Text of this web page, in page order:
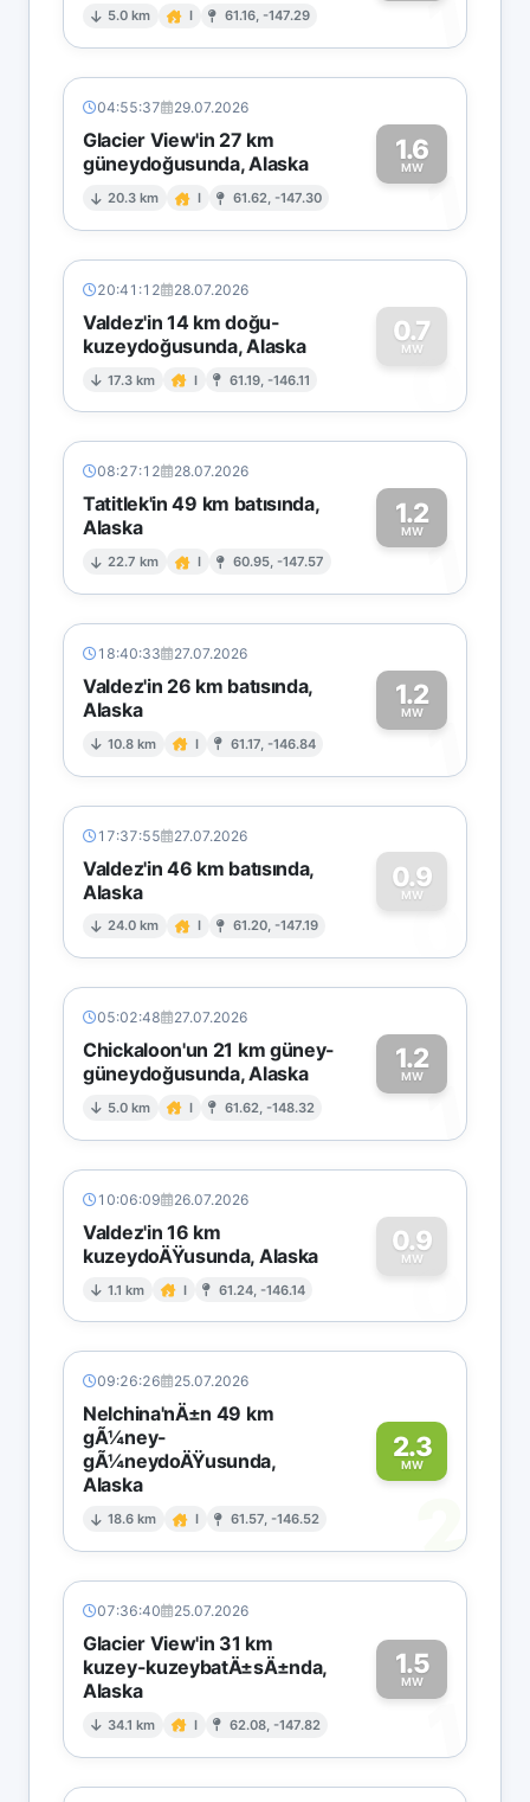
5.0 km I 61.16, -147.29 1
04:55:37 29.07.2026
Glacier View'in 27 km
güneydoğusunda, Alaska
20.3 km I 61.62, -147.30
1.6
MW1
20:41:12 28.07.2026
Valdez'in 14 km doğu-
kuzeydoğusunda, Alaska
17.3 km I 61.19, -146.11
0.7
MW
0
08:27:12 28.07.2026
Tatitlek'in 49 km batısında,
Alaska
22.7 km I 60.95, -147.57
1.2
MW1
18:40:33 27.07.2026
Valdez'in 26 km batısında,
Alaska
10.8 km I 61.17, -146.84
1.2
MW1
17:37:55 27.07.2026
Valdez'in 46 km batısında,
Alaska
24.0 km I 61.20, -147.19
0.9
MW
0
05:02:48 27.07.2026
Chickaloon'un 21 km güney-
güneydoğusunda, Alaska
5.0 km I 61.62, -148.32
1.2
MW1
10:06:09 26.07.2026
Valdez'in 16 km
kuzeydoÄŸusunda, Alaska
1.1 km I 61.24, -146.14
0.9
MW
0
09:26:26 25.07.2026
Nelchina'nÄ±n 49 km
gÃ¼ney-
gÃ¼neydoÄŸusunda,
Alaska
18.6 km I 61.57, -146.52
2.3
MW
2
07:36:40 25.07.2026
Glacier View'in 31 km
kuzey-kuzeybatÄ±sÄ±nda,
Alaska
34.1 km I 62.08, -147.82
1.5
MW
1